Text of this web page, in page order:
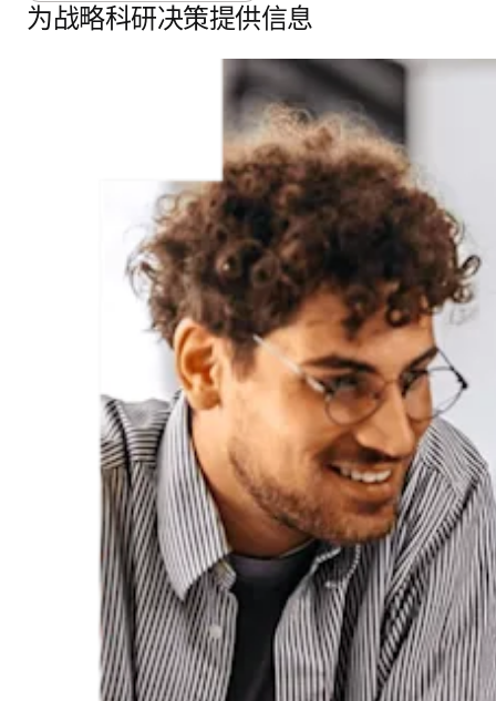
为战略科研决策提供信息